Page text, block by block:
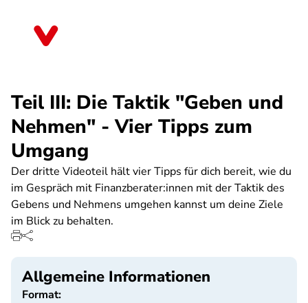
Teil III: Die Taktik "Geben und
Nehmen" - Vier Tipps zum
Umgang
Der dritte Videoteil hält vier Tipps für dich bereit, wie du
im Gespräch mit Finanzberater:innen mit der Taktik des
Gebens und Nehmens umgehen kannst um deine Ziele
im Blick zu behalten.
Allgemeine Informationen
Format: